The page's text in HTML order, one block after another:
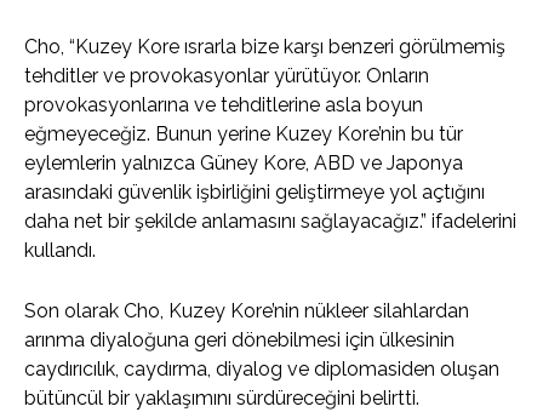
Cho, “Kuzey Kore ısrarla bize karşı benzeri görülmemiş
tehditler ve provokasyonlar yürütüyor. Onların
provokasyonlarına ve tehditlerine asla boyun
eğmeyeceğiz. Bunun yerine Kuzey Kore’nin bu tür
eylemlerin yalnızca Güney Kore, ABD ve Japonya
arasındaki güvenlik işbirliğini geliştirmeye yol açtığını
daha net bir şekilde anlamasını sağlayacağız.” ifadelerini
kullandı.
Son olarak Cho, Kuzey Kore’nin nükleer silahlardan
arınma diyaloğuna geri dönebilmesi için ülkesinin
caydırıcılık, caydırma, diyalog ve diplomasiden oluşan
bütüncül bir yaklaşımını sürdüreceğini belirtti.